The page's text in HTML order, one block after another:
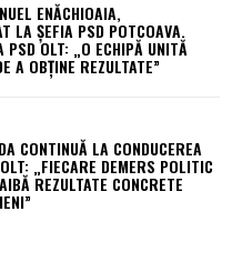
ENĂCHIOAIA,
LA ȘEFIA PSD POTCOAVA.
PSD OLT: „O ECHIPĂ UNITĂ
A OBȚINE REZULTATE”
CONTINUĂ LA CONDUCEREA
„FIECARE DEMERS POLITIC
REZULTATE CONCRETE